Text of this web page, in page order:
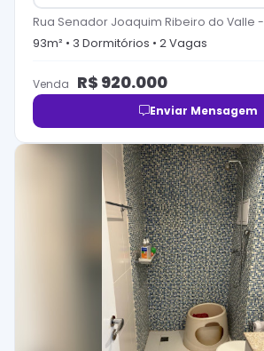
Rua Senador Joaquim Ribeiro do Valle -
93m² • 3 Dormitórios • 2Vagas
Venda R$ 920.000
Enviar Mensagem